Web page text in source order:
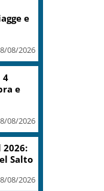
e
08/2026
4
e
08/2026
Salto
08/2026